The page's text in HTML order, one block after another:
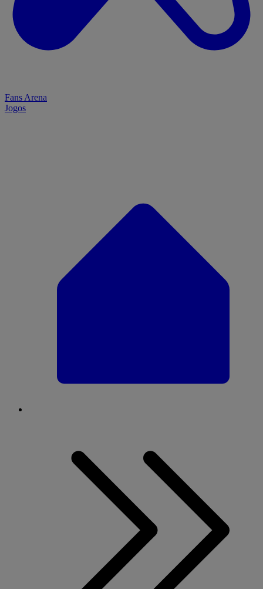
Fans Arena
Jogos